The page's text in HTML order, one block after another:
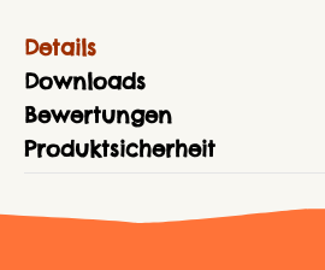
Details
Downloads
Bewertungen
Produktsicherheit